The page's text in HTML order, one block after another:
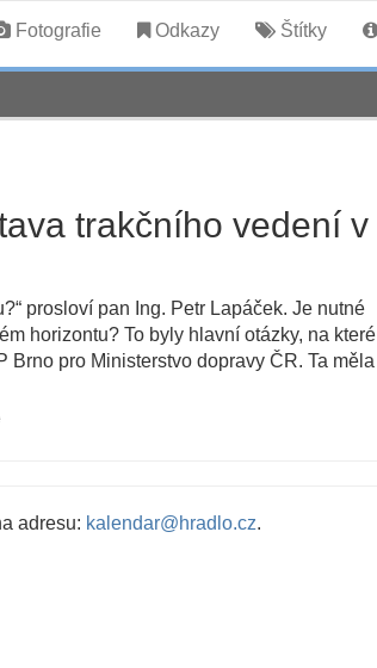
Fotografie Odkazy Štítky
trakčního vedení v
prosloví pan Ing. Petr Lapáček. Je nutné
horizontu? To byly hlavní otázky, na které
pro Ministerstvo dopravy ČR. Ta měla
adresu: kalendar@hradlo.cz.